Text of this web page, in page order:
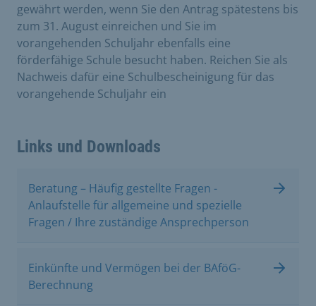
gewährt werden, wenn Sie den Antrag spätestens bis
zum 31. August einreichen und Sie im
vorangehenden Schuljahr ebenfalls eine
förderfähige Schule besucht haben. Reichen Sie als
Nachweis dafür eine Schulbescheinigung für das
vorangehende Schuljahr ein
Links und Downloads
Beratung – Häufig gestellte Fragen -
Anlaufstelle für allgemeine und spezielle
Fragen / Ihre zuständige Ansprechperson
Einkünfte und Vermögen bei der BAföG-
Berechnung